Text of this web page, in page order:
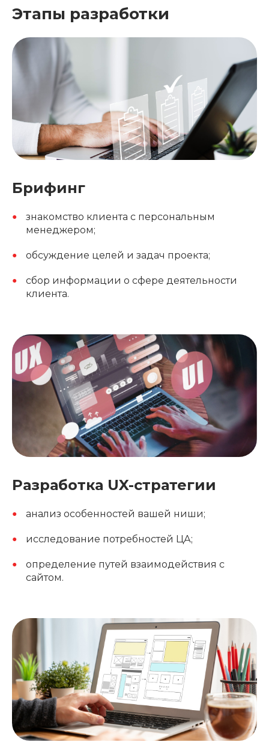
Этапы разработки
Брифинг
знакомство клиента с персональным
менеджером;
обсуждение целей и задач проекта;
сбор информации о сфере деятельности
клиента.
Разработка UX-стратегии
анализ особенностей вашей ниши;
исследование потребностей ЦА;
определение путей взаимодействия с
сайтом.